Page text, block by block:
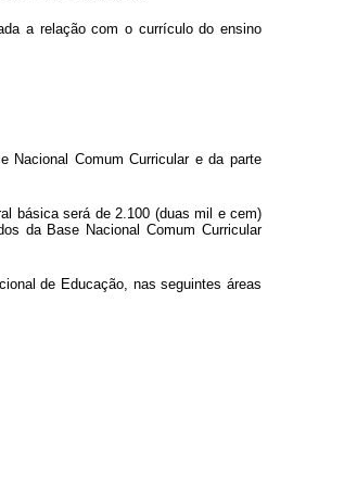
a relação com o currículo do ensino
Nacional Comum Curricular e da parte
básica será de 2.100 (duas mil e cem)
da Base Nacional Comum Curricular
de Educação, nas seguintes áreas